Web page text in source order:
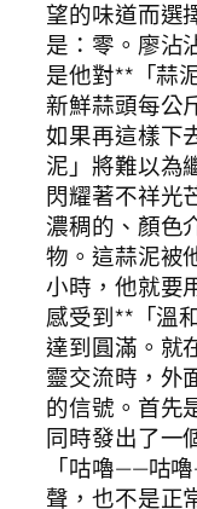
望的味道而選
是：零。廖沾
是他對**「蒜
新鮮蒜頭每公
如果再這樣下
泥」將難以為
閃耀著不祥光
濃稠的、顏色
物。這蒜泥被
小時，他就要
感受到**「溫
達到圓滿。就
靈交流時，外
的信號。首先
同時發出了一
「咕嚕——咕
聲，也不是正